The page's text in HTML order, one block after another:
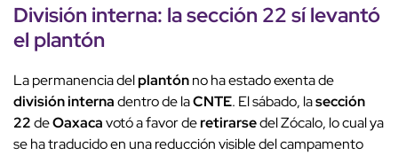
División interna: lasección 22sí levantó
el plantón
La permanencia delplantónno ha estado exenta de
división internadentro de laCNTE. El sábado, lasección
22deOaxacavotó a favor deretirarsedel Zócalo, lo cual ya
se ha traducido en una reducción visible del campamento